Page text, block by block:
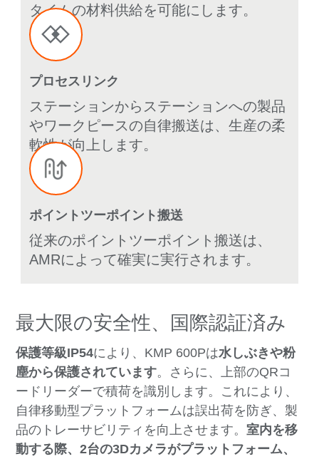
タイムの材料供給を可能にします。
プロセスリンク
ステーションからステーションへの製品
やワークピースの自律搬送は、生産の柔
軟性が向上します。
ポイントツーポイント搬送
従来のポイントツーポイント搬送は、
AMRによって確実に実行されます。
最大限の安全性、国際認証済み
保護等級IP54により、KMP 600Pは水しぶきや粉
塵から保護されています。さらに、上部のQRコ
ードリーダーで積荷を識別します。これにより、
自律移動型プラットフォームは誤出荷を防ぎ、製
品のトレーサビリティを向上させます。室内を移
動する際、2台の3Dカメラがプラットフォーム、